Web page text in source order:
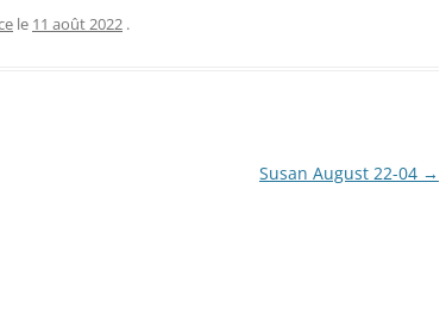
le 11 août 2022 .
Susan August 22-04 →